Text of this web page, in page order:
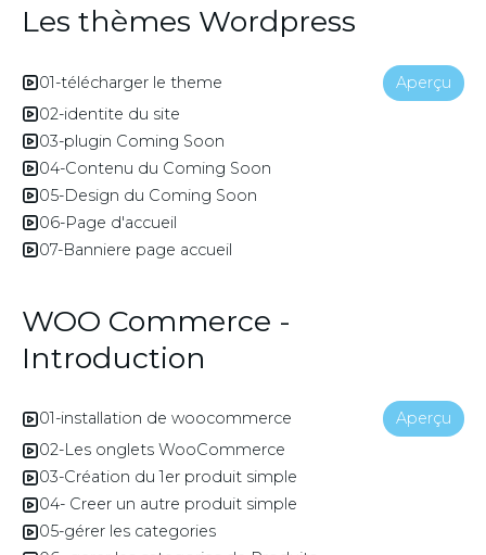
Les thèmes Wordpress
01-télécharger le theme
Aperçu
02-identite du site
03-plugin Coming Soon
04-Contenu du Coming Soon
05-Design du Coming Soon
06-Page d'accueil
07-Banniere page accueil
WOO Commerce -
Introduction
01-installation de woocommerce
Aperçu
02-Les onglets WooCommerce
03-Création du 1er produit simple
04- Creer un autre produit simple
05-gérer les categories